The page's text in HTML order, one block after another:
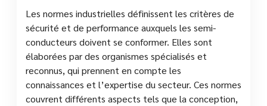
Les normes industrielles définissent les critères de
sécurité et de performance auxquels les semi-
conducteurs doivent se conformer. Elles sont
élaborées par des organismes spécialisés et
reconnus, qui prennent en compte les
connaissances et l’expertise du secteur. Ces normes
couvrent différents aspects tels que la conception,